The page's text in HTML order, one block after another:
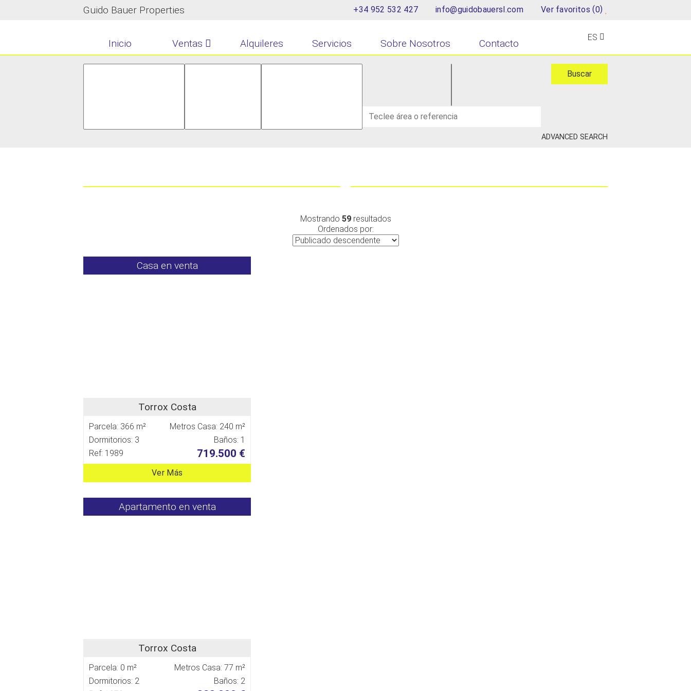
Guido Bauer Properties +34 952 532 427 info@guidobauersl.com Ver favoritos (0)
Inicio Ventas Alquileres Servicios Sobre Nosotros Contacto
ES
ADVANCED SEARCH
Mostrando 59resultados
Ordenados por:
Casa en venta
Torrox Costa
Parcela: 366 m²
Metros Casa: 240 m²
Dormitorios: 3
Baños: 1
Ref: 1989
719.500 €
Ver Más
Apartamento en venta
Torrox Costa
Parcela: 0 m²
Metros Casa: 77 m²
Dormitorios: 2
Baños: 2